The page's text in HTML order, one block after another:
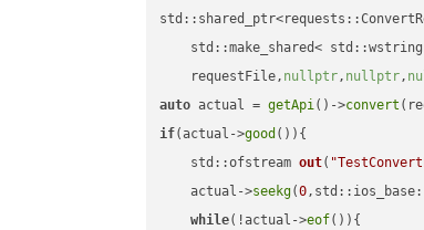
std::make_shared< std::wstring
    requestFile,
nullptr, nullptr,
auto actual = getApi()->convert
if(actual->good ()){
std::ofstream out(
    actual->
seekg(0
while(!actual->eof()){